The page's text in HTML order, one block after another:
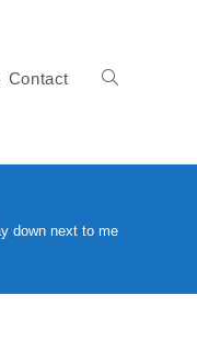
Toggle
search
down next to me